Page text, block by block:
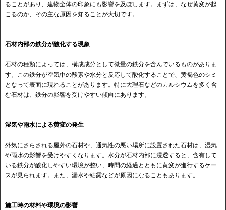
ることがあり、建物全体の印象にも影響を及ぼします。まずは、なぜ黄変が起
こるのか、その主な原因を知ることが大切です。
石材内部の鉄分が酸化する現象
石材の種類によっては、構成成分として微量の鉄分を含んでいるものがありま
す。この鉄分が空気中の酸素や水分と反応して酸化することで、黄褐色のシミ
となって表面に現れることがあります。特に大理石などのカルシウムを多く含
む石材は、鉄分の影響を受けやすい傾向にあります。
湿気や雨水による黄変の発生
外気にさらされる屋外の石材や、通気性の悪い場所に設置された石材は、湿気
や雨水の影響を受けやすくなります。水分が石材内部に浸透すると、含有して
いる鉄分が酸化しやすい環境が整い、時間の経過とともに黄変が進行するケー
スが見られます。また、漏水や結露などが原因になることもあります。
施工時の材料や環境の影響